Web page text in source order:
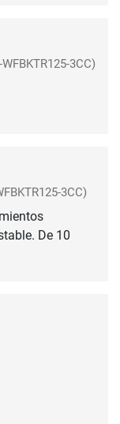
3CC)
3CC)
De 10